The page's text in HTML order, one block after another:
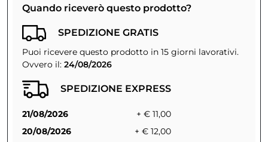
Quando riceverò questo prodotto?
SPEDIZIONE GRATIS
Puoi ricevere questo prodotto in 15 giorni lavorativi.
Ovvero il: 24/08/2026
SPEDIZIONE EXPRESS
21/08/2026
+ € 11,00
20/08/2026
+ € 12,00